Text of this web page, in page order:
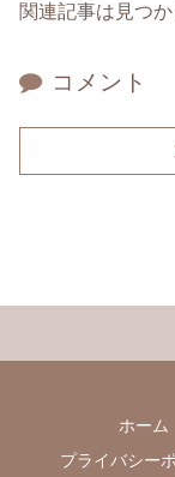
関連記事は見つか
コメント
ホーム
プライバシー